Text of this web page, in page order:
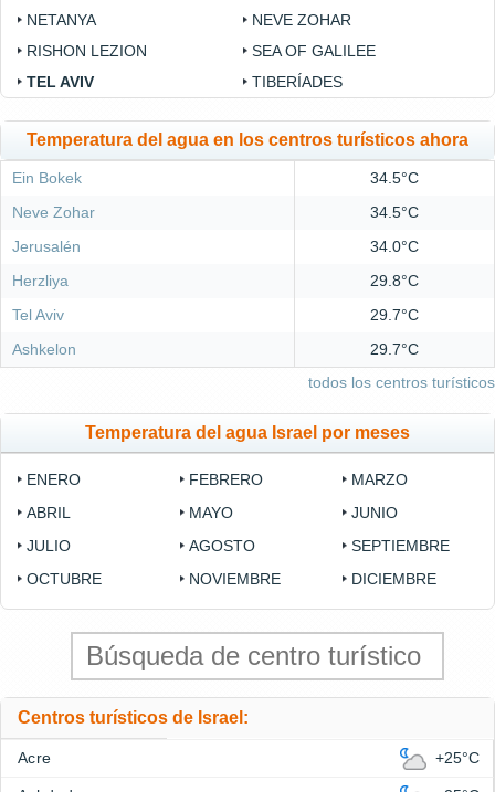
NETANYA
NEVE ZOHAR
RISHON LEZION
SEA OF GALILEE
TEL AVIV
TIBERÍADES
Temperatura del agua en los centros turísticos ahora
Ein Bokek
34.5°C
Neve Zohar
34.5°C
Jerusalén
34.0°C
Herzliya
29.8°C
Tel Aviv
29.7°C
Ashkelon
29.7°C
todos los centros turísticos
Temperatura del agua Israel por meses
ENERO FEBRERO
MARZO
ABRIL
MAYO
JUNIO
JULIO
AGOSTO
SEPTIEMBRE
OCTUBRE
NOVIEMBRE DICIEMBRE
Centros turísticos de Israel:
Acre +25°C